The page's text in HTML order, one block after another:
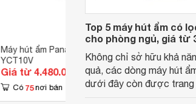
Máy hút ẩm Panasonic F-
YCT10V
Giá từ 4.480.000 đ
Có 75 nơi bán
Máy hút
F-YHF120
Giá từ
Có 1 nơi
Top 5 máy hút ẩm có
cho phòng ngủ, giá từ
Không chỉ sở hữu khả
quả, các dòng máy hút
dưới đây còn được trang